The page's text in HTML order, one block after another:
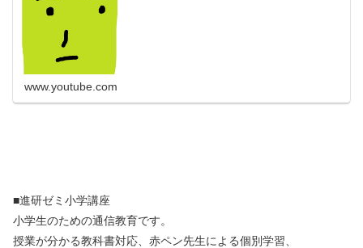
www.youtube.com
■進研ゼミ小学講座
小学生のための通信教育です。
授業が分かる教科書対応、赤ペン先生による個別学習、